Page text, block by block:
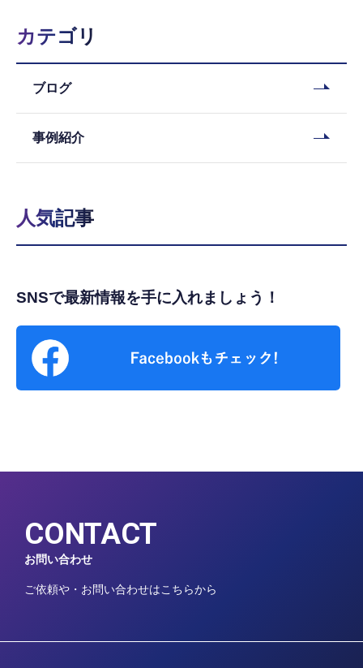
カテゴリ
ブログ
事例紹介
人気記事
SNSで最新情報を手に入れましょう！
CONTACT
お問い合わせ
ご依頼や・お問い合わせはこちらから